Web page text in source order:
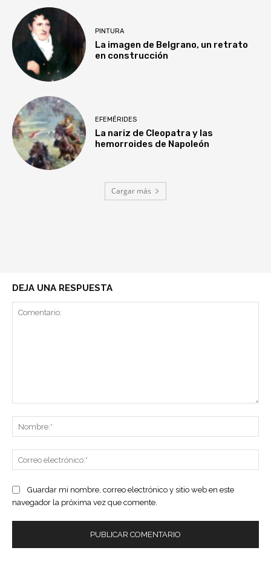
PINTURA
La imagen de Belgrano, un retrato
en construcción
EFEMÉRIDES
La nariz de Cleopatra y las
hemorroides de Napoleón
Cargar más
DEJA UNA RESPUESTA
Guardar mi nombre, correo electrónico y sitio web en este
navegador la próxima vez que comente.